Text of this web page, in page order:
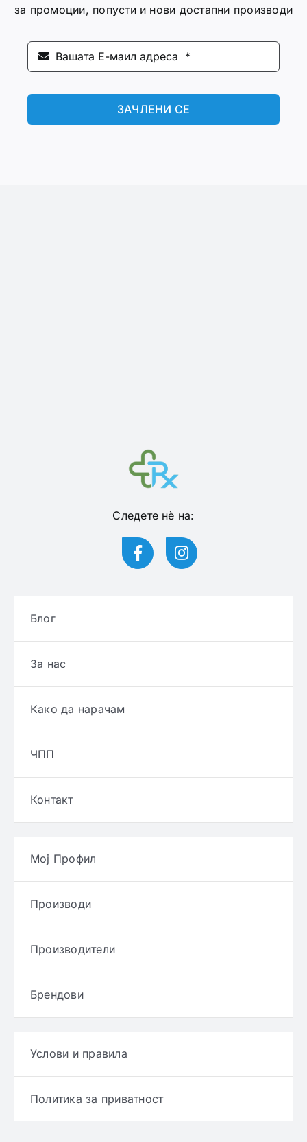
за промоции, попусти и нови достапни производи
ЗАЧЛЕНИ СЕ
Следете нѐ на:
Блог
За нас
Како да нарачам
ЧПП
Контакт
Мој Профил
Производи
Производители
Брендови
Услови и правила
Политика за приватност